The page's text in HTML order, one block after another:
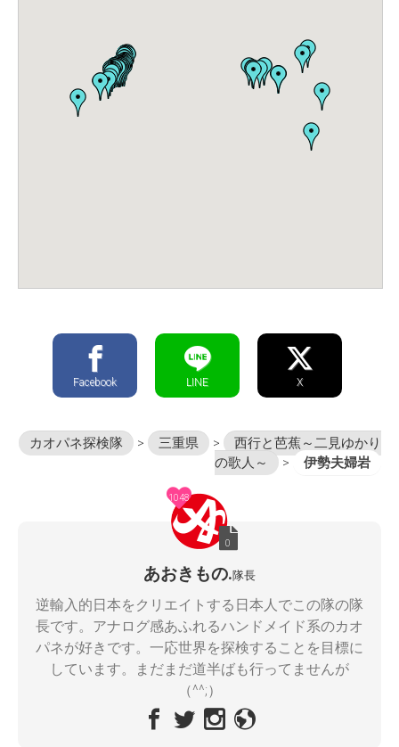
Facebook LINE X
カオパネ探検隊 > 三重県 >
西行と芭蕉～二見ゆかり
の歌人～
> 伊勢夫婦岩
0
1048
あおきもの.隊長
逆輸入的日本をクリエイトする日本人でこの隊の隊
長です。アナログ感あふれるハンドメイド系のカオ
パネが好きです。一応世界を探検することを目標に
しています。まだまだ道半ばも行ってませんが
（^^;）